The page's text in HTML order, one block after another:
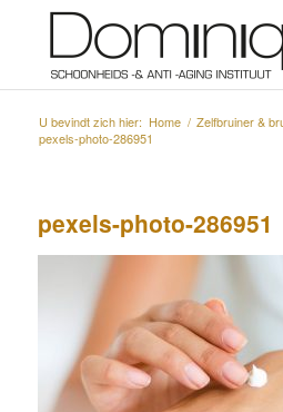
U bevindt zich hier: Home / Zelfbruiner &
pexels-photo-286951
pexels-photo-286951